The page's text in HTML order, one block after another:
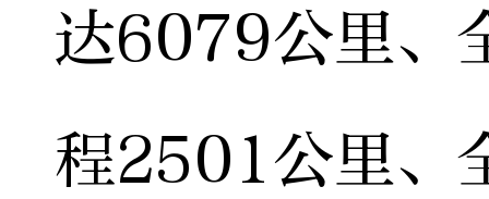
达6079公里、
程2501公里